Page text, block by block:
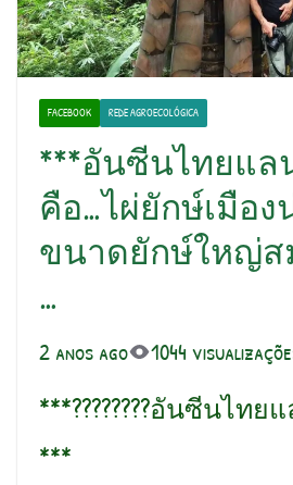
FACEBOOK REDE AGROECOLÓGICA
***อันซีนไทยแล
คือ…ไผ่ยักษ์เมือ
ขนาดยักษ์ใหญ่ส
…
2 anos ago 1044
***????????อันซีนไทยแ
***